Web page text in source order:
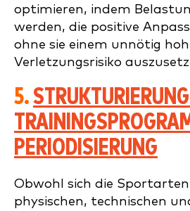
optimieren, indem
werden, die positive
ohne sie einem unnötig
Verletzungsrisiko
5.
PERIODISIERUNG
Obwohl sich die
physischen, technischen